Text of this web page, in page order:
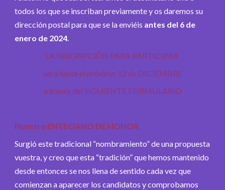
todos los que se inscriban previamente y os daremos su
dirección postal para que se la enviéis antes del 6 de
enero de 2024.
LA INSCRIPCIÓN PARA PARTICIPAR
será hasta el próximo 12 de DICIEMBRE
a través del SIGUIENTE FORMULARIO
Nuestro ENTECIANO DE HONOR
Surgió este tradicional “nombramiento” de una propuesta
vuestra, y creo que esta “tradición” que hemos mantenido
desde entonces se nos llena de sentido cada vez que
comienzan a aparecer los candidatos y comprobamos